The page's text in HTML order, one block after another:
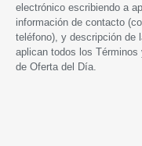
electrónico escribiendo a
información de contacto
teléfono), y descripción de
aplican todos los Términos
de Oferta del Día.